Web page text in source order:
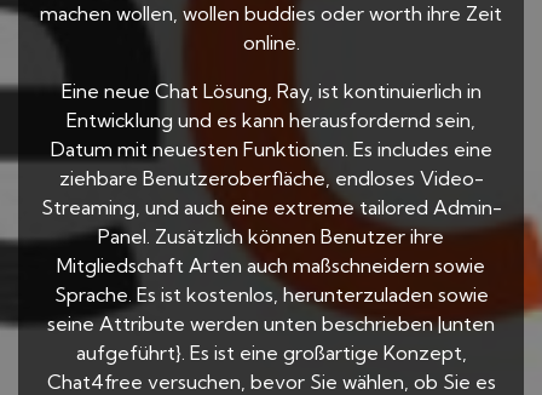
machen wollen, wollen buddies oder worth ihre Zeit
online.
Eine neue Chat Lösung, Ray, ist kontinuierlich in
Entwicklung und es kann herausfordernd sein,
Datum mit neuesten Funktionen. Es includes eine
ziehbare Benutzeroberfläche, endloses Video-
Streaming, und auch eine extreme tailored Admin-
Panel. Zusätzlich können Benutzer ihre
Mitgliedschaft Arten auch maßschneidern sowie
Sprache. Es ist kostenlos, herunterzuladen sowie
seine Attribute werden unten beschrieben |unten
aufgeführt}. Es ist eine großartige Konzept,
Chat4free versuchen, bevor Sie wählen, ob Sie es